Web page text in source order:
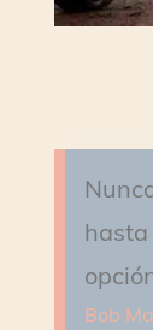
hasta
Bob